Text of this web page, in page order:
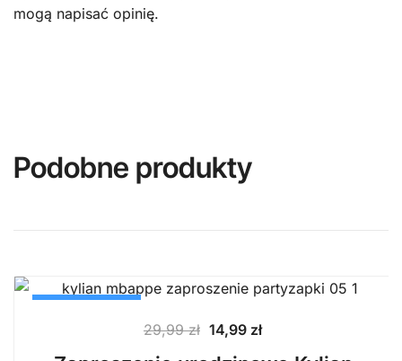
mogą napisać opinię.
Podobne produkty
29,99zł Pierwotna
cena
14,99 złAktualna